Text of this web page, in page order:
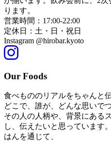
ります。
営業時間：17:00-22:00
定休日：土・日・祝日
Instagram @hirobar.kyoto
Our Foods
食べもののリアルをちゃんと
どこで、誰が、どんな思いで
その人の人柄や、背景にある
し、伝えたいと思っています
はんを通じて、